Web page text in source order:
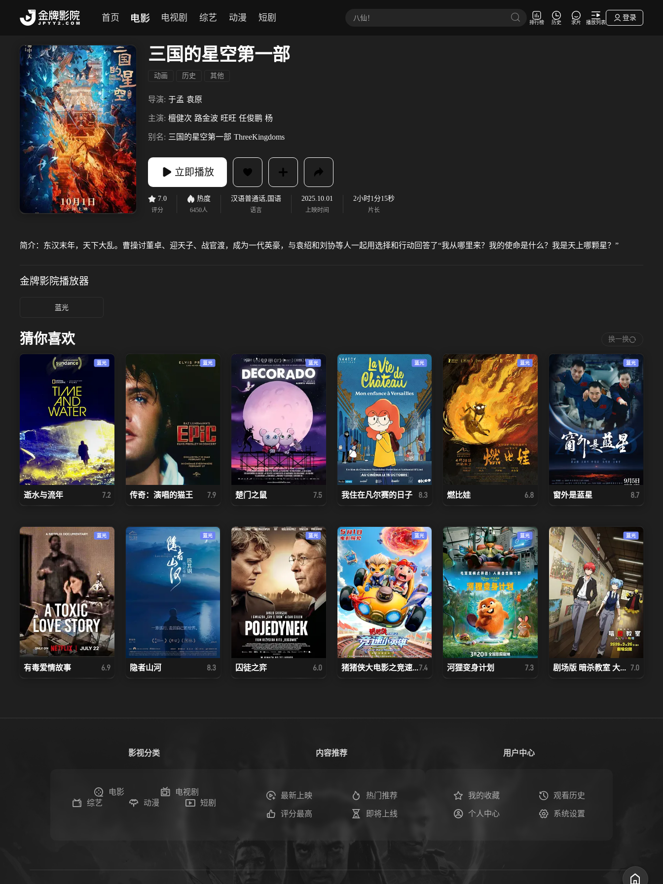
首页 电影 电视剧 综艺 动漫 短剧 排行榜 历史 求片 播放列表
登录
三国的星空第一部
动画 历史 其他
导演: 于孟 袁原
主演: 檀健次 路金波 旺旺 任俊鹏 杨
别名: 三国的星空第一部 ThreeKingdoms
立即播放
7.0
评分
热度
6450人
汉语普通话,国语
语言
2025.10.01
上映时间
2小时1分15秒
片长
简介： 东汉末年，天下大乱。曹操讨董卓、迎天子、战官渡，成为一代英豪，与袁绍和刘协等人一起用选择和行动回答了“我从哪里来？我的使命是什么？我是天上哪颗星？”
金牌影院播放器
蓝光
猜你喜欢 换一换
蓝光
逝水与流年 7.2
蓝光
传奇：演唱的猫王 7.9
蓝光
楚门之鼠 7.5
蓝光
我住在凡尔赛的日子 8.3
蓝光
燃比娃 6.8
蓝光
窗外是蓝星 8.7
蓝光
有毒爱情故事 6.9
蓝光
隐者山河 8.3
蓝光
囚徒之弈 6.0
蓝光
猪猪侠大电影之竞速...7.4
蓝光
河狸变身计划 7.3
蓝光
剧场版 暗杀教室 大... 7.0
影视分类
电影
电视剧
综艺
动漫 短剧
内容推荐
最新上映 热门推荐
评分最高 即将上线
用户中心
我的收藏 观看历史
个人中心 系统设置